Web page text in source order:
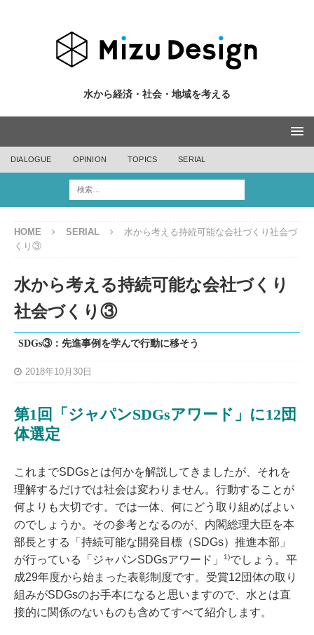
水から経済・社会・地域を考える
DIALOGUE OPINION TOPICS SERIAL
HOME SERIAL
水から考える持続可能な会社づくり社会づ
くり③
水から考える持続可能な会社づくり
社会づくり③
SDGs③：先進事例を学んで行動に移そう
2018年10月30日
第1回「ジャパンSDGsアワード」に12団
体選定
これまでSDGsとは何かを解説してきましたが、それを
理解するだけでは社会は変わりません。行動することが
何よりも大切です。では一体、何にどう取り組めばよい
のでしょうか。その参考となるのが、内閣総理大臣を本
部長とする「持続可能な開発目標（SDGs）推進本部」
が行っている「ジャパンSDGsアワード」
1)でしょう。平
成29年度から始まった表彰制度です。受賞12団体の取り
組みがSDGsのお手本になると思いますので、水とは直
接的に関係のないものも含めてすべて紹介します。